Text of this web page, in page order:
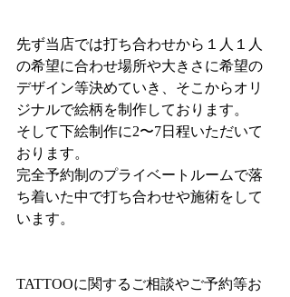
先ず当店では打ち合わせから１人１人
の希望に合わせ場所や大きさに希望の
デザイン等決めていき、そこからオリ
ジナルで絵柄を制作しております。
そして下絵制作に2〜7日程いただいて
おります。
完全予約制のプライベートルームで落
ち着いた中で打ち合わせや施術をして
います。
TATTOOに関するご相談やご予約等お